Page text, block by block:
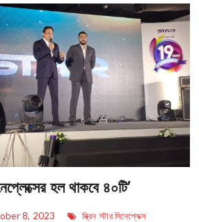
হল থাকবে ৪০টি’
8, 2023 স্ক্রিন স্টার সিনেপ্লেক্স